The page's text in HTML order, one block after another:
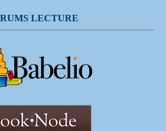
LECTURE